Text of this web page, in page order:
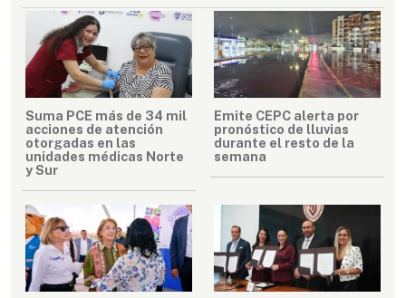
Suma PCE más de 34 mil
acciones de atención
otorgadas en las
unidades médicas Norte
y Sur
Emite CEPC alerta por
pronóstico de lluvias
durante el resto de la
semana